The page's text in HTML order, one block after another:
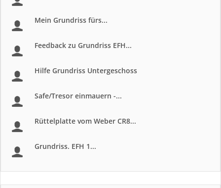
Mein Grundriss fürs...
Feedback zu Grundriss EFH...
Hilfe Grundriss Untergeschoss
Safe/Tresor einmauern -...
Rüttelplatte vom Weber CR8...
Grundriss. EFH 1...